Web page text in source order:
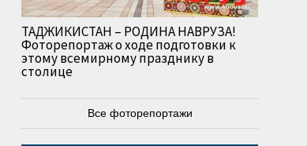
ТАДЖИКИСТАН – РОДИНА НАВРУЗА!
Фоторепортаж о ходе подготовки к
этому всемирному празднику в
столице
Все фоторепортажи